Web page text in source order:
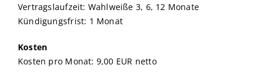
Vertragslaufzeit: Wahlweiße 3, 6, 12 Monate
Kündigungsfrist: 1 Monat
Kosten
Kosten pro Monat: 9,00 EUR netto